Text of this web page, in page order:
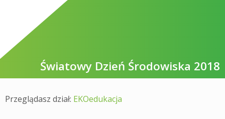
Światowy Dzień Środowiska 2018
Przeglądasz dział: EKOedukacja